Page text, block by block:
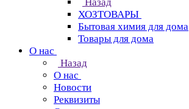
ХОЗТОВАРЫ
Бытовая химия для дома
Товары для дома
О нас
Назад
О нас
Новости
Реквизиты